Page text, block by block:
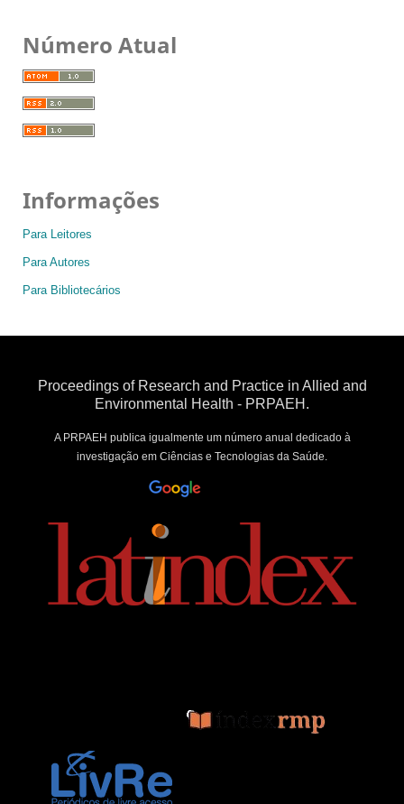
Número Atual
Informações
Para Leitores
Para Autores
Para Bibliotecários
Proceedings of Research and Practice in Allied and
Environmental Health - PRPAEH.
A PRPAEH publica igualmente um número anual dedicado à
investigação em Ciências e Tecnologias da Saúde.